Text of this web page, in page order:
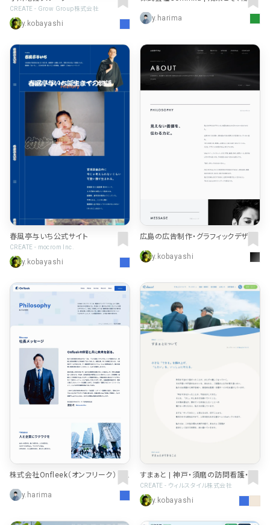
CREATE - Grow Group株式会社
y.kobayashi
だ。- 必達によって成果と役職を約束
する会社 -
y.harima
春風亭与いち公式サイト
CREATE - mocrom Inc.
y.kobayashi
広島の広告制作・グラフィックデザイ
y.kobayashi
株式会社Onfleek（オンフリーク）｜
人材紹介・ITソリューション・コンスト
ラクション事業
y.harima
すまぁと | 神戸・須磨の訪問看護・リ
ハビリ・介護サービス
CREATE - ウィルスタイル株式会社
y.kobayashi